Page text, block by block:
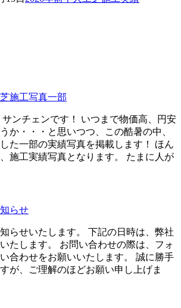
施工写真一部
サンチェンです！ いつまで物価高、円安
か・・・と思いつつ、この酷暑の中、
た一部の実績写真を掲載します！ ほん
施工実績写真となります。 たまに人が
らせ
らせいたします。 下記の日時は、弊社
たします。 お問い合わせの際は、フォ
合わせをお願いいたします。 誠に勝手
が、ご理解のほどお願い申し上げま